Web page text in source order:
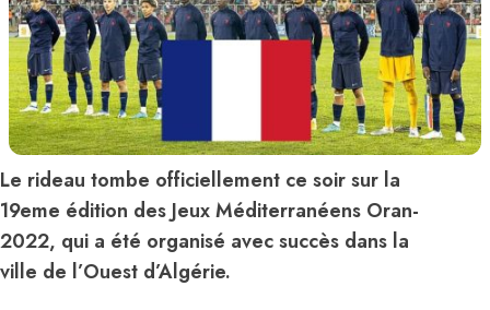
Le rideau tombe officiellement ce soir sur la
19eme édition des Jeux Méditerranéens Oran-
2022, qui a été organisé avec succès dans la
ville de l’Ouest d’Algérie.